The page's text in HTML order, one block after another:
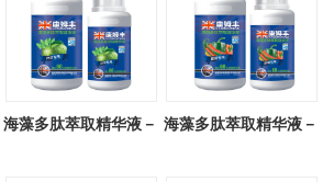
海藻多肽萃取精华液－ 海藻多肽萃取精华液－